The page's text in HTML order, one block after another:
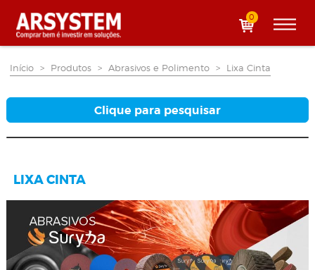
0
Início > Produtos > Abrasivos e Polimento > Lixa Cinta
Clique para pesquisar
LIXA CINTA